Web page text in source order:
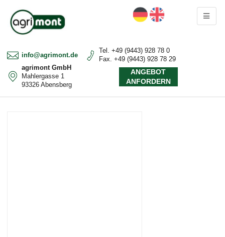
info@agrimont.de
Tel. +49 (9443) 928 78 0
Fax. +49 (9443) 928 78 29
agrimont GmbH
Mahlergasse 1
93326 Abensberg
ANGEBOT
ANFORDERN